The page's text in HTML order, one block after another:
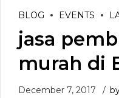
BLOG EVENTS
jasa
murah di
December 7, 2017